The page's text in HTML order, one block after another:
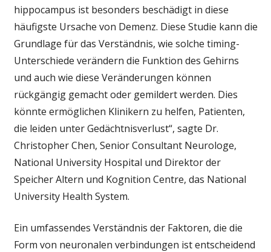
hippocampus ist besonders beschädigt in diese
häufigste Ursache von Demenz. Diese Studie kann die
Grundlage für das Verständnis, wie solche timing-
Unterschiede verändern die Funktion des Gehirns
und auch wie diese Veränderungen können
rückgängig gemacht oder gemildert werden. Dies
könnte ermöglichen Klinikern zu helfen, Patienten,
die leiden unter Gedächtnisverlust“, sagte Dr.
Christopher Chen, Senior Consultant Neurologe,
National University Hospital und Direktor der
Speicher Altern und Kognition Centre, das National
University Health System.
Ein umfassendes Verständnis der Faktoren, die die
Form von neuronalen verbindungen ist entscheidend